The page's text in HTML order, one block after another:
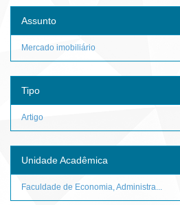
Assunto
Mercado imobiliário
Tipo
Artigo
Unidade Acadêmica
Faculdade de Economia, Administra...